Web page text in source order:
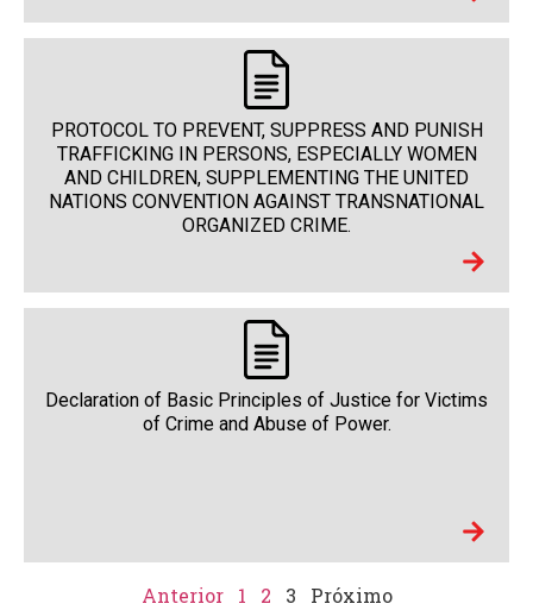
PROTOCOL TO PREVENT, SUPPRESS AND PUNISH
TRAFFICKING IN PERSONS, ESPECIALLY WOMEN
AND CHILDREN, SUPPLEMENTING THE UNITED
NATIONS CONVENTION AGAINST TRANSNATIONAL
ORGANIZED CRIME.
Declaration of Basic Principles of Justice for Victims
of Crime and Abuse of Power.
Anterior 1 2 3 Próximo